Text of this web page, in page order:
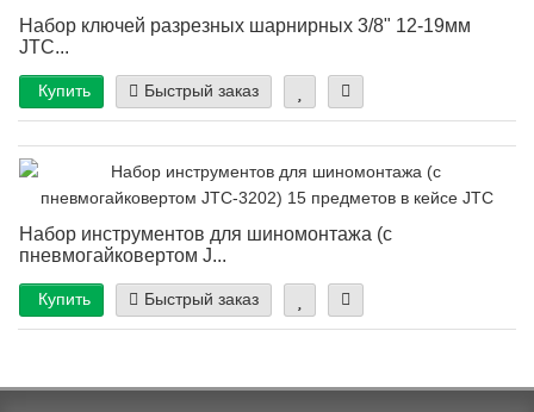
Набор ключей разрезных шарнирных 3/8" 12-19мм
JTC...
Купить Быстрый заказ
Набор инструментов для шиномонтажа (с
пневмогайковертом J...
Купить Быстрый заказ